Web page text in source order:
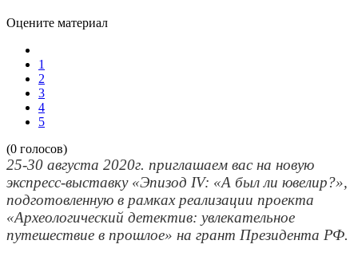
Оцените материал
1
2
3
4
5
(0 голосов)
25-30 августа 2020г. приглашаем вас на новую
экспресс-выставку «Эпизод IV: «А был ли ювелир?»,
подготовленную в рамках реализации проекта
«Археологический детектив: увлекательное
путешествие в прошлое» на грант Президента РФ.